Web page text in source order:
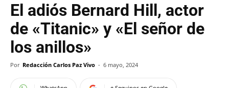
El adiós Bernard Hill, actor
de «Titanic» y «El señor de
los anillos»
Por Redacción Carlos Paz Vivo - 6 mayo, 2024